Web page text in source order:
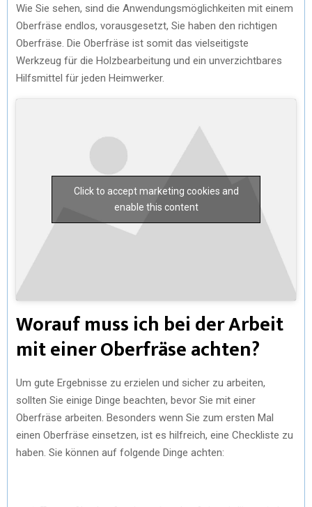
Wie Sie sehen, sind die Anwendungsmöglichkeiten mit einem
Oberfräse endlos, vorausgesetzt, Sie haben den richtigen
Oberfräse. Die Oberfräse ist somit das vielseitigste
Werkzeug für die Holzbearbeitung und ein unverzichtbares
Hilfsmittel für jeden Heimwerker.
Click to accept marketing cookies and
enable this content
Worauf muss ich bei der Arbeit
mit einer Oberfräse achten?
Um gute Ergebnisse zu erzielen und sicher zu arbeiten,
sollten Sie einige Dinge beachten, bevor Sie mit einer
Oberfräse arbeiten. Besonders wenn Sie zum ersten Mal
einen Oberfräse einsetzen, ist es hilfreich, eine Checkliste zu
haben. Sie können auf folgende Dinge achten: